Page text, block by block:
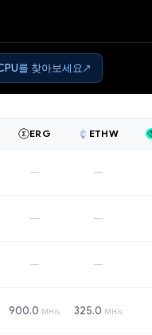
를 찾아보세요
ERG ETHW
— —
— —
— —
900.0 MH/s 325.0 MH/s